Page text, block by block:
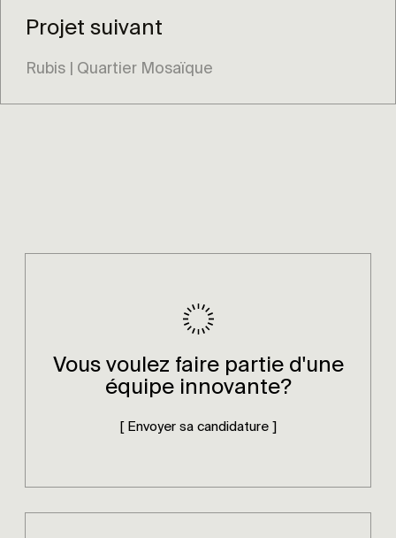
Projet suivant
Rubis | Quartier Mosaïque
Vous voulez faire partie d'une
équipe innovante?
[ Envoyer sa candidature ]